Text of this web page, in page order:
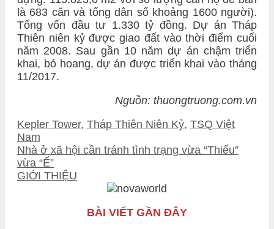
là 683 căn và tổng dân số khoảng 1600 người).
Tổng vốn đầu tư 1.330 tỷ đồng. Dự án Tháp
Thiên niên kỷ được giao đất vào thời điểm cuối
năm 2008. Sau gần 10 năm dự án chậm triển
khai, bỏ hoang, dự án được triển khai vào tháng
11/2017.
Nguồn: thuongtruong.com.vn
Tags
Kepler Tower, Tháp Thiên Niên Kỷ, TSQ Việt
Nam
Post
navigation
Nhà ở xã hội cần tránh tình trạng vừa “Thiếu”
vừa “Ế”
GIỚI THIỆU
BÀI VIẾT GẦN ĐÂY